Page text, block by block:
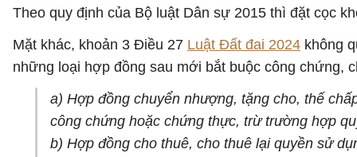
Theo quy định của Bộ luật Dân sự 2015 thì đặt cọc
Mặt khác, khoản 3 Điều 27 Luật Đất đai 2024 không
những loại hợp đồng sau mới bắt buộc công chứng,
a) Hợp đồng chuyển nhượng, tặng cho, thế
công chứng hoặc chứng thực, trừ trường hợp
b) Hợp đồng cho thuê, cho thuê lại quyền sử